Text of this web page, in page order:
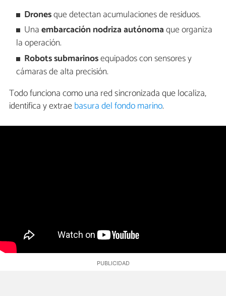
Dronesque detectan acumulaciones de residuos.
Unaembarcación nodriza autónomaque organiza
la operación.
Robots submarinosequipados con sensores y
cámaras de alta precisión.
Todo funciona como una red sincronizada que localiza,
identifica y extraebasura del fondo marino.